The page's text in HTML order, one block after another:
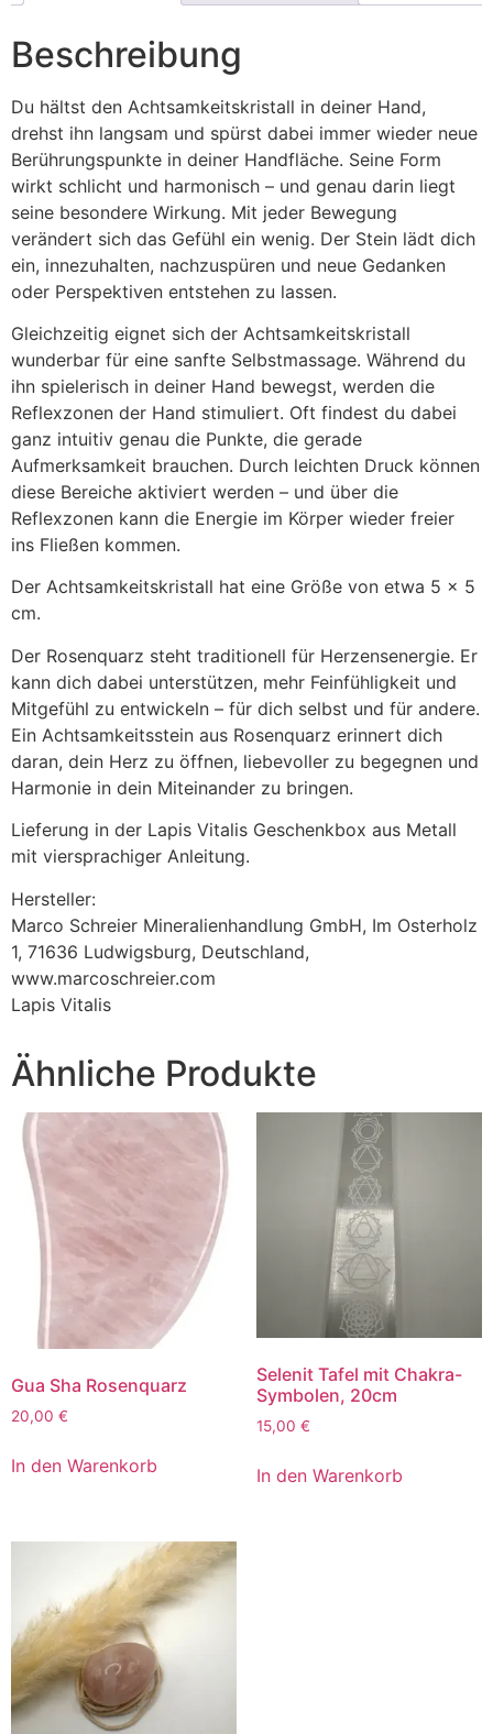
Beschreibung
Du hältst den Achtsamkeitskristall in deiner Hand,
drehst ihn langsam und spürst dabei immer wieder neue
Berührungspunkte in deiner Handfläche. Seine Form
wirkt schlicht und harmonisch – und genau darin liegt
seine besondere Wirkung. Mit jeder Bewegung
verändert sich das Gefühl ein wenig. Der Stein lädt dich
ein, innezuhalten, nachzuspüren und neue Gedanken
oder Perspektiven entstehen zu lassen.
Gleichzeitig eignet sich der Achtsamkeitskristall
wunderbar für eine sanfte Selbstmassage. Während du
ihn spielerisch in deiner Hand bewegst, werden die
Reflexzonen der Hand stimuliert. Oft findest du dabei
ganz intuitiv genau die Punkte, die gerade
Aufmerksamkeit brauchen. Durch leichten Druck können
diese Bereiche aktiviert werden – und über die
Reflexzonen kann die Energie im Körper wieder freier
ins Fließen kommen.
Der Achtsamkeitskristall hat eine Größe von etwa 5 × 5
cm.
Der Rosenquarz steht traditionell für Herzensenergie. Er
kann dich dabei unterstützen, mehr Feinfühligkeit und
Mitgefühl zu entwickeln – für dich selbst und für andere.
Ein Achtsamkeitsstein aus Rosenquarz erinnert dich
daran, dein Herz zu öffnen, liebevoller zu begegnen und
Harmonie in dein Miteinander zu bringen.
Lieferung in der Lapis Vitalis Geschenkbox aus Metall
mit viersprachiger Anleitung.
Hersteller:
Marco Schreier Mineralienhandlung GmbH, Im Osterholz
1, 71636 Ludwigsburg, Deutschland,
www.marcoschreier.com
Lapis Vitalis
Ähnliche Produkte
Gua Sha Rosenquarz
20,00 €
In den Warenkorb
Selenit Tafel mit Chakra-
Symbolen, 20cm
15,00 €
In den Warenkorb